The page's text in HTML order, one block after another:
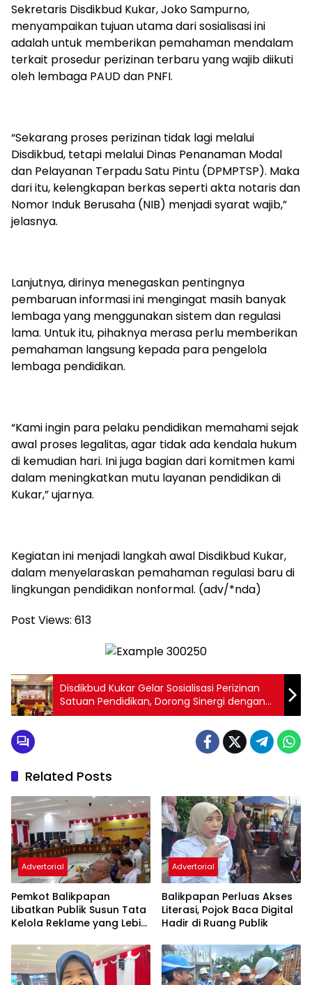
Sekretaris Disdikbud Kukar, Joko Sampurno,
menyampaikan tujuan utama dari sosialisasi ini
adalah untuk memberikan pemahaman mendalam
terkait prosedur perizinan terbaru yang wajib diikuti
oleh lembaga PAUD dan PNFI.
“Sekarang proses perizinan tidak lagi melalui
Disdikbud, tetapi melalui Dinas Penanaman Modal
dan Pelayanan Terpadu Satu Pintu (DPMPTSP). Maka
dari itu, kelengkapan berkas seperti akta notaris dan
Nomor Induk Berusaha (NIB) menjadi syarat wajib,”
jelasnya.
Lanjutnya, dirinya menegaskan pentingnya
pembaruan informasi ini mengingat masih banyak
lembaga yang menggunakan sistem dan regulasi
lama. Untuk itu, pihaknya merasa perlu memberikan
pemahaman langsung kepada para pengelola
lembaga pendidikan.
“Kami ingin para pelaku pendidikan memahami sejak
awal proses legalitas, agar tidak ada kendala hukum
di kemudian hari. Ini juga bagian dari komitmen kami
dalam meningkatkan mutu layanan pendidikan di
Kukar,” ujarnya.
Kegiatan ini menjadi langkah awal Disdikbud Kukar,
dalam menyelaraskan pemahaman regulasi baru di
lingkungan pendidikan nonformal. (adv/*nda)
Post Views: 613
Disdikbud Kukar Gelar Sosialisasi Perizinan
Satuan Pendidikan, Dorong Sinergi dengan
Kades dan Lurah
Related Posts
Advertorial
Pemkot Balikpapan
Libatkan Publik Susun Tata
Kelola Reklame yang Lebih
Advertorial
Balikpapan Perluas Akses
Literasi, Pojok Baca Digital
Hadir di Ruang Publik